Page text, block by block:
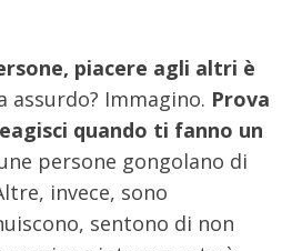
piacere agli altri è
assurdo? Immagino. Prova
quando ti fanno un
persone gongolano di
invece, sono
sentono di non